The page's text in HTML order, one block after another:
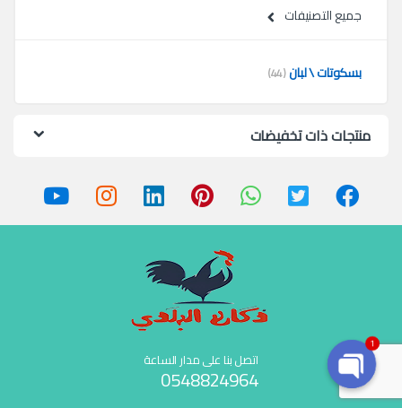
جميع التصنيفات
بسكوتات \ لبان(44)
منتجات ذات تخفيضات
اتصل بنا على مدار الساعة
0548824964
O
1